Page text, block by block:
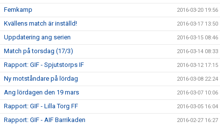
Femkamp 2016-03-20 19:56
Kvällens match är inställd! 2016-03-17 13:50
Uppdatering ang serien 2016-03-15 08:46
Match på torsdag (17/3) 2016-03-14 08:33
Rapport: GIF - Spjutstorps IF 2016-03-12 17:15
Ny motståndare på lördag 2016-03-08 22:24
Ang lördagen den 19 mars 2016-03-07 10:06
Rapport: GIF - Lilla Torg FF 2016-03-05 16:04
Rapport: GIF - AIF Barrikaden 2016-02-27 16:27